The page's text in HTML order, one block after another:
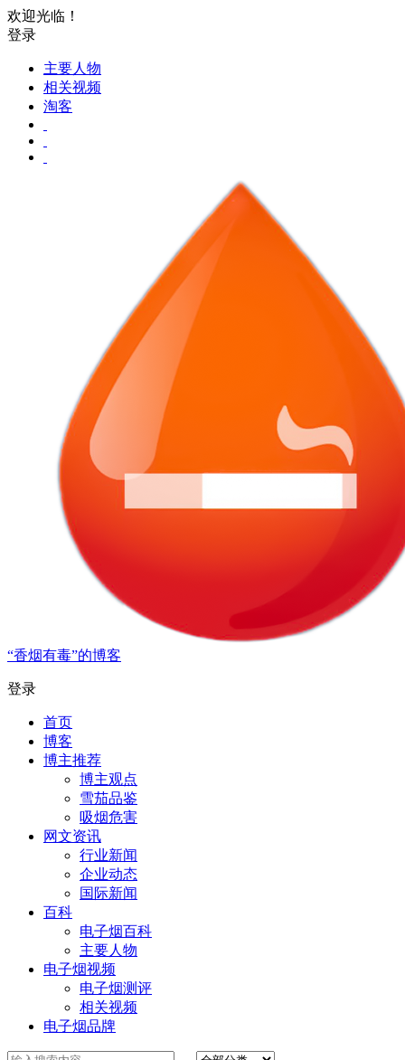
欢迎光临！
登录
主要人物
相关视频
淘客
“香烟有毒”的博客
登录
首页
博客
博主推荐
博主观点
雪茄品鉴
吸烟危害
网文资讯
行业新闻
企业动态
国际新闻
百科
电子烟百科
主要人物
电子烟视频
电子烟测评
相关视频
电子烟品牌